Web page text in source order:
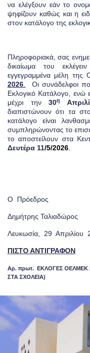
να ελέγξουν εάν το
ψηφίζουν καθώς και η
στον κατάλογο της
Πληροφοριακά, σας
δικαίωμα του
εγγεγραμμένα μέλη
2026
Οι συνάδελφοι
Εκλογικό Κατάλογο, ενώ
μέχρι την 30η
διαπιστώνουν ότι τα
κατάλογο είναι
συμπληρώνοντας το
το αποστείλουν στα
Δευτέρα 11/5/2026
Ο Πρόεδρος
Δημήτρης
Λευκωσία, 29 Απριλίου
ΠΙΣΤΟ ΑΝΤΙΓΡΑΦΟΝ
Αρ. πρωτ. ΕΚΛΟΓΕΣ ΟΕΛΜΕΚ
ΣΤΑ ΣΧΟΛΕΙΑ)